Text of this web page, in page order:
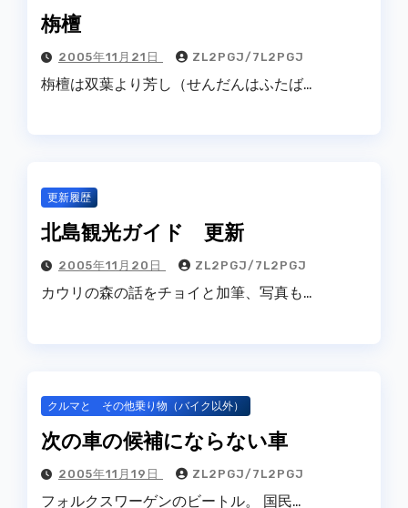
栴檀
2005年11月21日 ZL2PGJ/7L2PGJ
栴檀は双葉より芳し（せんだんはふたば…
更新履歴
北島観光ガイド 更新
2005年11月20日 ZL2PGJ/7L2PGJ
カウリの森の話をチョイと加筆、写真も…
クルマと その他乗り物（バイク以外）
次の車の候補にならない車
2005年11月19日 ZL2PGJ/7L2PGJ
フォルクスワーゲンのビートル。 国民…